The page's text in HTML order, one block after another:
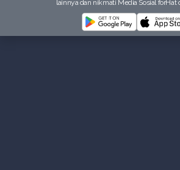
lainnya dan nikmati Media Sosial forHat